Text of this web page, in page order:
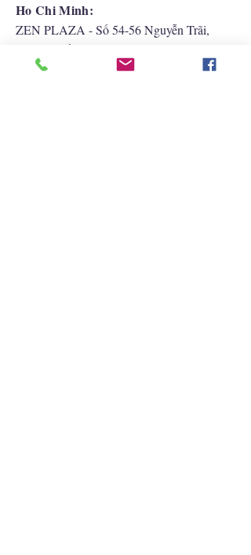
Ho Chi Minh:
ZEN PLAZA - Số 54-56 Nguyễn Trãi,
Phường Bến Thành, Quận 1, TP.HCM, Việt
Nam